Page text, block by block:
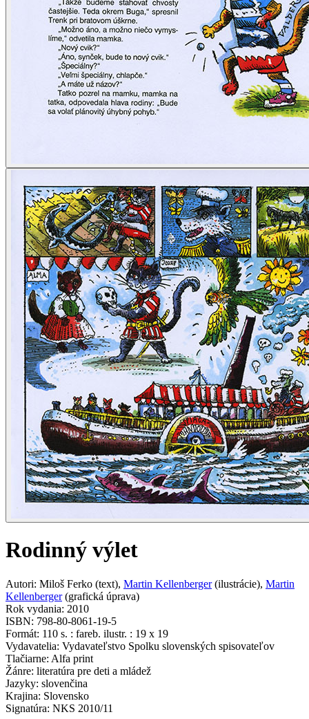
Rodinný výlet
Autori: Miloš Ferko (text), Martin Kellenberger(ilustrácie), Martin
Kellenberger(grafická úprava)
Rok vydania: 2010
ISBN: 798-80-8061-19-5
Formát: 110 s. : fareb. ilustr. : 19 x 19
Vydavatelia: Vydavateľstvo Spolku slovenských spisovateľov
Tlačiarne: Alfa print
Žánre: literatúra pre deti a mládež
Jazyky: slovenčina
Krajina: Slovensko
Signatúra: NKS 2010/11